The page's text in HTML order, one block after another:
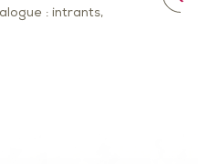
: intrants,